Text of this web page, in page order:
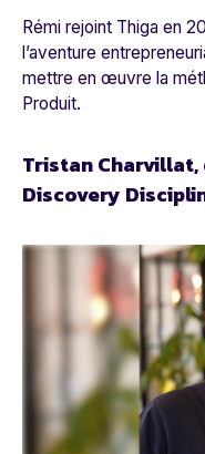
Rémi rejoint Thiga en
l’aventure
mettre en œuvre la
Produit.
Tristan
Discovery